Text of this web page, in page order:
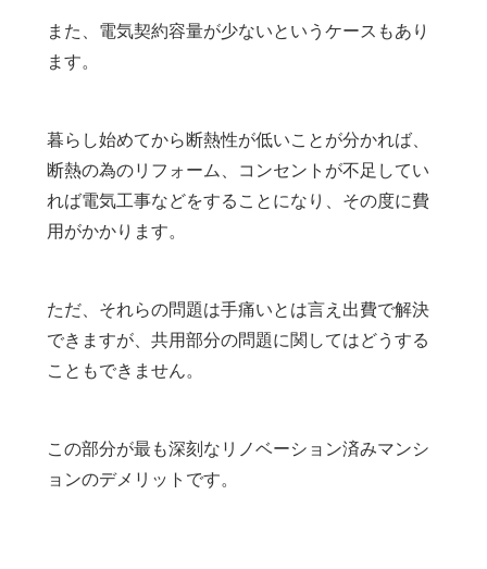
また、電気契約容量が少ないというケースもあり
ます。
暮らし始めてから断熱性が低いことが分かれば、
断熱の為のリフォーム、コンセントが不足してい
れば電気工事などをすることになり、その度に費
用がかかります。
ただ、それらの問題は手痛いとは言え出費で解決
できますが、共用部分の問題に関してはどうする
こともできません。
この部分が最も深刻なリノベーション済みマンシ
ョンのデメリットです。